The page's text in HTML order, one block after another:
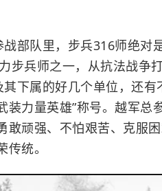
部队里，步兵316师绝对
步兵师之一，从抗法战争
下属的好几个单位，还
力量英雄”称号。越军总
敢顽强、不怕艰苦、克服
传统。